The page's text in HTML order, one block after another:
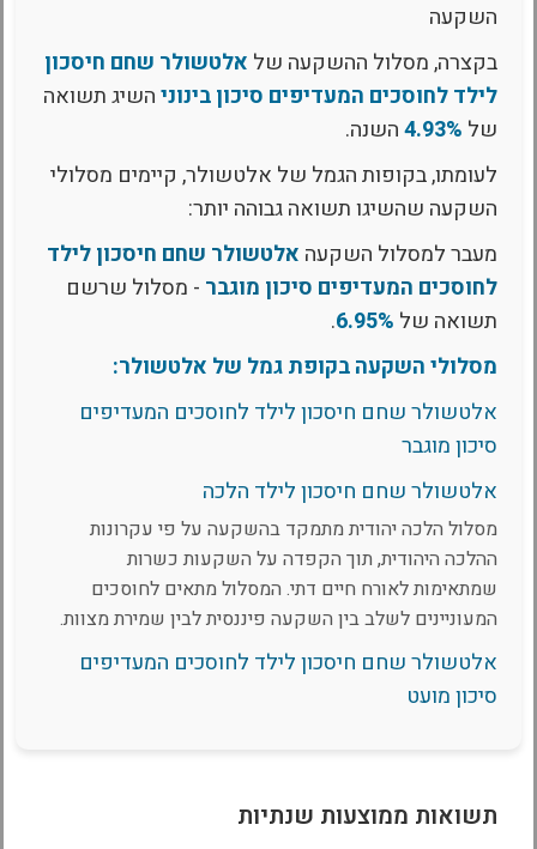
השקעה
בקצרה, מסלול ההשקעה של אלטשולר שחם חיסכון
לילד לחוסכים המעדיפים סיכון בינוניהשיג תשואה
של 4.93%השנה.
לעומתו, בקופות הגמל של אלטשולר, קיימים מסלולי
השקעה שהשיגו תשואה גבוהה יותר:
מעבר למסלול השקעה אלטשולר שחם חיסכון לילד
לחוסכים המעדיפים סיכון מוגבר - מסלול שרשם
תשואה של 6.95%
.
מסלולי השקעה בקופת גמל של אלטשולר:
אלטשולר שחם חיסכון לילד לחוסכים המעדיפים
סיכון מוגבר
אלטשולר שחם חיסכון לילד הלכה
מסלול הלכה יהודית מתמקד בהשקעה על פי עקרונות
ההלכה היהודית, תוך הקפדה על השקעות כשרות
שמתאימות לאורח חיים דתי. המסלול מתאים לחוסכים
המעוניינים לשלב בין השקעה פיננסית לבין שמירת מצוות.
אלטשולר שחם חיסכון לילד לחוסכים המעדיפים
סיכון מועט
תשואות ממוצעות שנתיות